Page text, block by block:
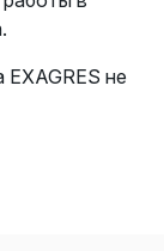
EXAGRES не